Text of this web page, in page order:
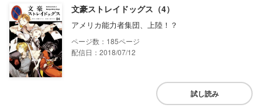
文豪ストレイドッグス（4）
アメリカ能力者集団、上陸！？
185
配信日：2018/07/12
試し読み